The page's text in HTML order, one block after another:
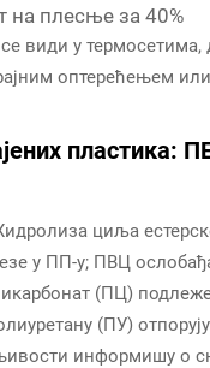
на плесње за 40%
види у
оптерећењем
циља
у ПП-у; ПВЦ
(ПЦ)
(ПУ)
информишу о